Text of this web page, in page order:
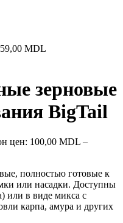
59,00 MDL
зерновые
BigTail
цен: 100,00 MDL –
полностью готовые к
или насадки. Доступны
или в виде микса с
карпа, амура и других